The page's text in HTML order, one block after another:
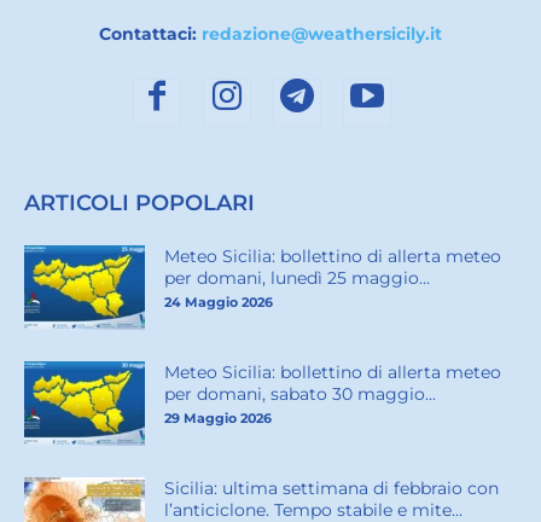
Contattaci: redazione@weathersicily.it
ARTICOLI POPOLARI
Meteo Sicilia: bollettino di allerta meteo
per domani, lunedì 25 maggio...
24 Maggio 2026
Meteo Sicilia: bollettino di allerta meteo
per domani, sabato 30 maggio...
29 Maggio 2026
Sicilia: ultima settimana di febbraio con
l’anticiclone. Tempo stabile e mite...